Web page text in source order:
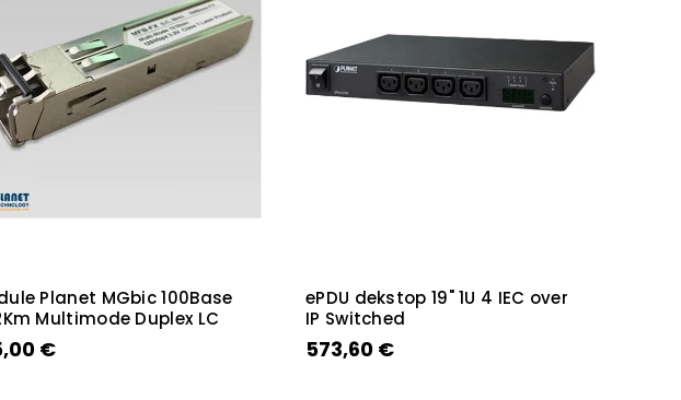
Planet MGbic 100Base
Multimode Duplex LC
€
ePDU dekstop 19" 1U 4 IEC over
IP Switched
573,60 €